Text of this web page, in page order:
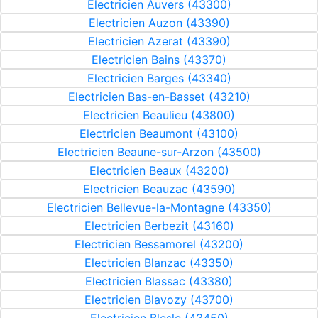
Electricien Auvers (43300)
Electricien Auzon (43390)
Electricien Azerat (43390)
Electricien Bains (43370)
Electricien Barges (43340)
Electricien Bas-en-Basset (43210)
Electricien Beaulieu (43800)
Electricien Beaumont (43100)
Electricien Beaune-sur-Arzon (43500)
Electricien Beaux (43200)
Electricien Beauzac (43590)
Electricien Bellevue-la-Montagne (43350)
Electricien Berbezit (43160)
Electricien Bessamorel (43200)
Electricien Blanzac (43350)
Electricien Blassac (43380)
Electricien Blavozy (43700)